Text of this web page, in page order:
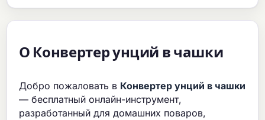
О Конвертер унций в чашки
Добро пожаловать в Конвертер унций в чашки
— бесплатный онлайн-инструмент,
разработанный для домашних поваров,